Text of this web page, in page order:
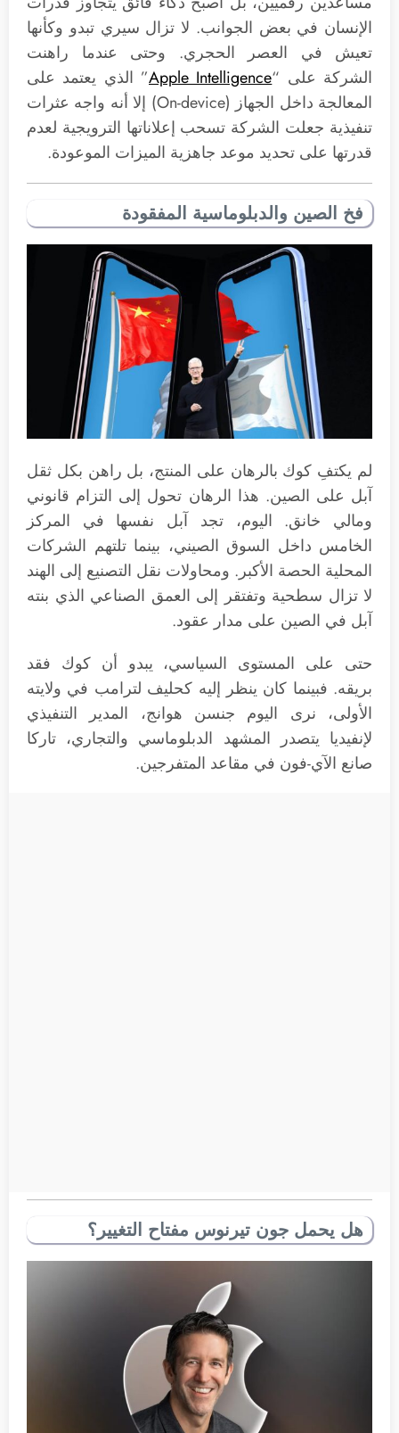
الإنسان في بعض الجوانب. لا تزال سيري تبدو وكأنها
تعيش في العصر الحجري. وحتى عندما راهنت
الشركة على “Apple Intelligence” الذي يعتمد على
المعالجة داخل الجهاز (On-device) إلا أنه واجه عثرات
تنفيذية جعلت الشركة تسحب إعلاناتها الترويجية لعدم
قدرتها على تحديد موعد جاهزية الميزات الموعودة.
فخ الصين والدبلوماسية المفقودة
لم يكتفِ كوك بالرهان على المنتج، بل راهن بكل ثقل
آبل على الصين. هذا الرهان تحول إلى التزام قانوني
ومالي خانق. اليوم، تجد آبل نفسها في المركز
الخامس داخل السوق الصيني، بينما تلتهم الشركات
المحلية الحصة الأكبر. ومحاولات نقل التصنيع إلى الهند
لا تزال سطحية وتفتقر إلى العمق الصناعي الذي بنته
آبل في الصين على مدار عقود.
حتى على المستوى السياسي، يبدو أن كوك فقد
بريقه. فبينما كان ينظر إليه كحليف لترامب في ولايته
الأولى، نرى اليوم جنسن هوانج، المدير التنفيذي
لإنفيديا يتصدر المشهد الدبلوماسي والتجاري، تاركا
صانع الآي-فون في مقاعد المتفرجين.
هل يحمل جون تيرنوس مفتاح التغيير؟